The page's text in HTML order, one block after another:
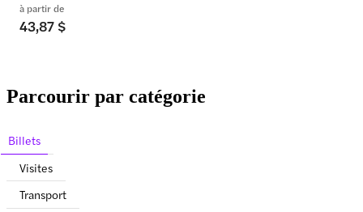
à partir de
43,87 $
Parcourir par catégorie
Billets
Visites
Transport